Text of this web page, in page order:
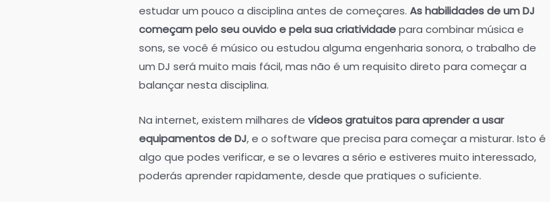
estudar um pouco a disciplina antes de começares. As habilidades de um DJ
começam pelo seu ouvido e pela sua criatividadepara combinar música e
sons, se você é músico ou estudou alguma engenharia sonora, o trabalho de
um DJ será muito mais fácil, mas não é um requisito direto para começar a
balançar nesta disciplina.
Na internet, existem milhares de vídeos gratuitos para aprender a usar
equipamentos de DJ, e o software que precisa para começar a misturar. Isto é
algo que podes verificar, e se o levares a sério e estiveres muito interessado,
poderás aprender rapidamente, desde que pratiques o suficiente.